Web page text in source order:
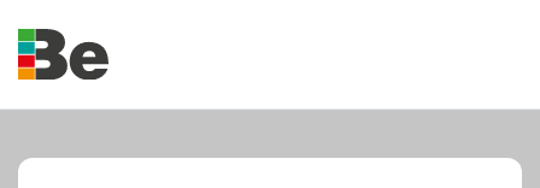
Skip to main content